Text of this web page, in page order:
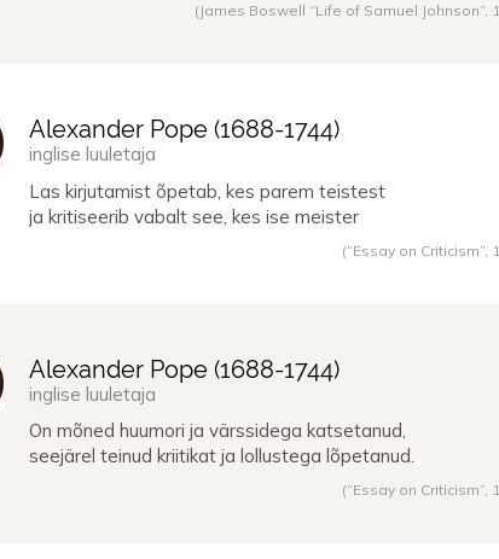
(James Boswell “Life of Samuel Johnson”,
Alexander Pope (1688-1744)
inglise luuletaja
Las kirjutamist õpetab, kes parem teistest
ja kritiseerib vabalt see, kes ise meister
(“Essay on Criticism”,
Alexander Pope (1688-1744)
inglise luuletaja
On mõned huumori ja värssidega katsetanud,
seejärel teinud kriitikat ja lollustega lõpetanud.
(“Essay on Criticism”,